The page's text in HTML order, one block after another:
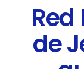
Red
de